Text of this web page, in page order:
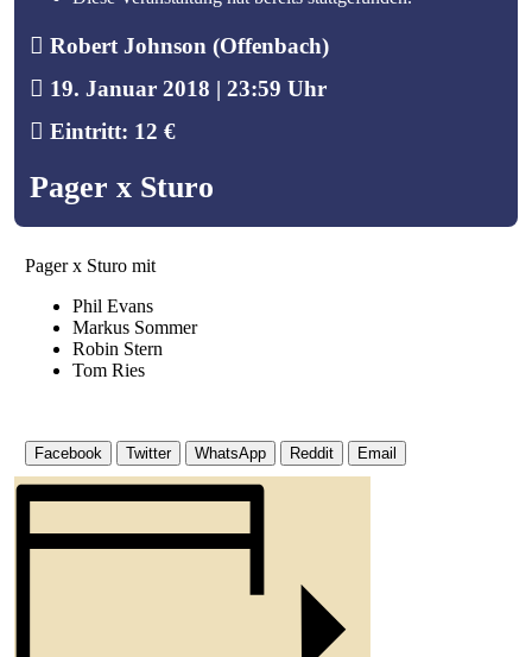
Robert Johnson (Offenbach)
19. Januar 2018 | 23:59
Eintritt: 12 €
Pager x Sturo
Pager x Sturo mit
Phil Evans
Markus Sommer
Robin Stern
Tom Ries
Facebook Twitter WhatsApp Reddit Email